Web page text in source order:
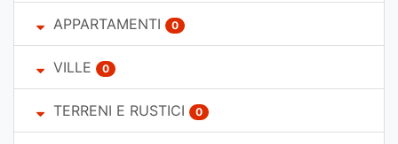
APPARTAMENTI 0
VILLE 0
TERRENI E RUSTICI 0